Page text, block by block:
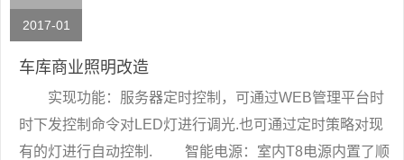
2017-01
车库商业照明改造
实现功能：服务器定时控制，可通过WEB管理平台时
时下发控制命令对LED灯进行调光.也可通过定时策略对现
有的灯进行自动控制. 智能电源：室内T8电源内置了顺